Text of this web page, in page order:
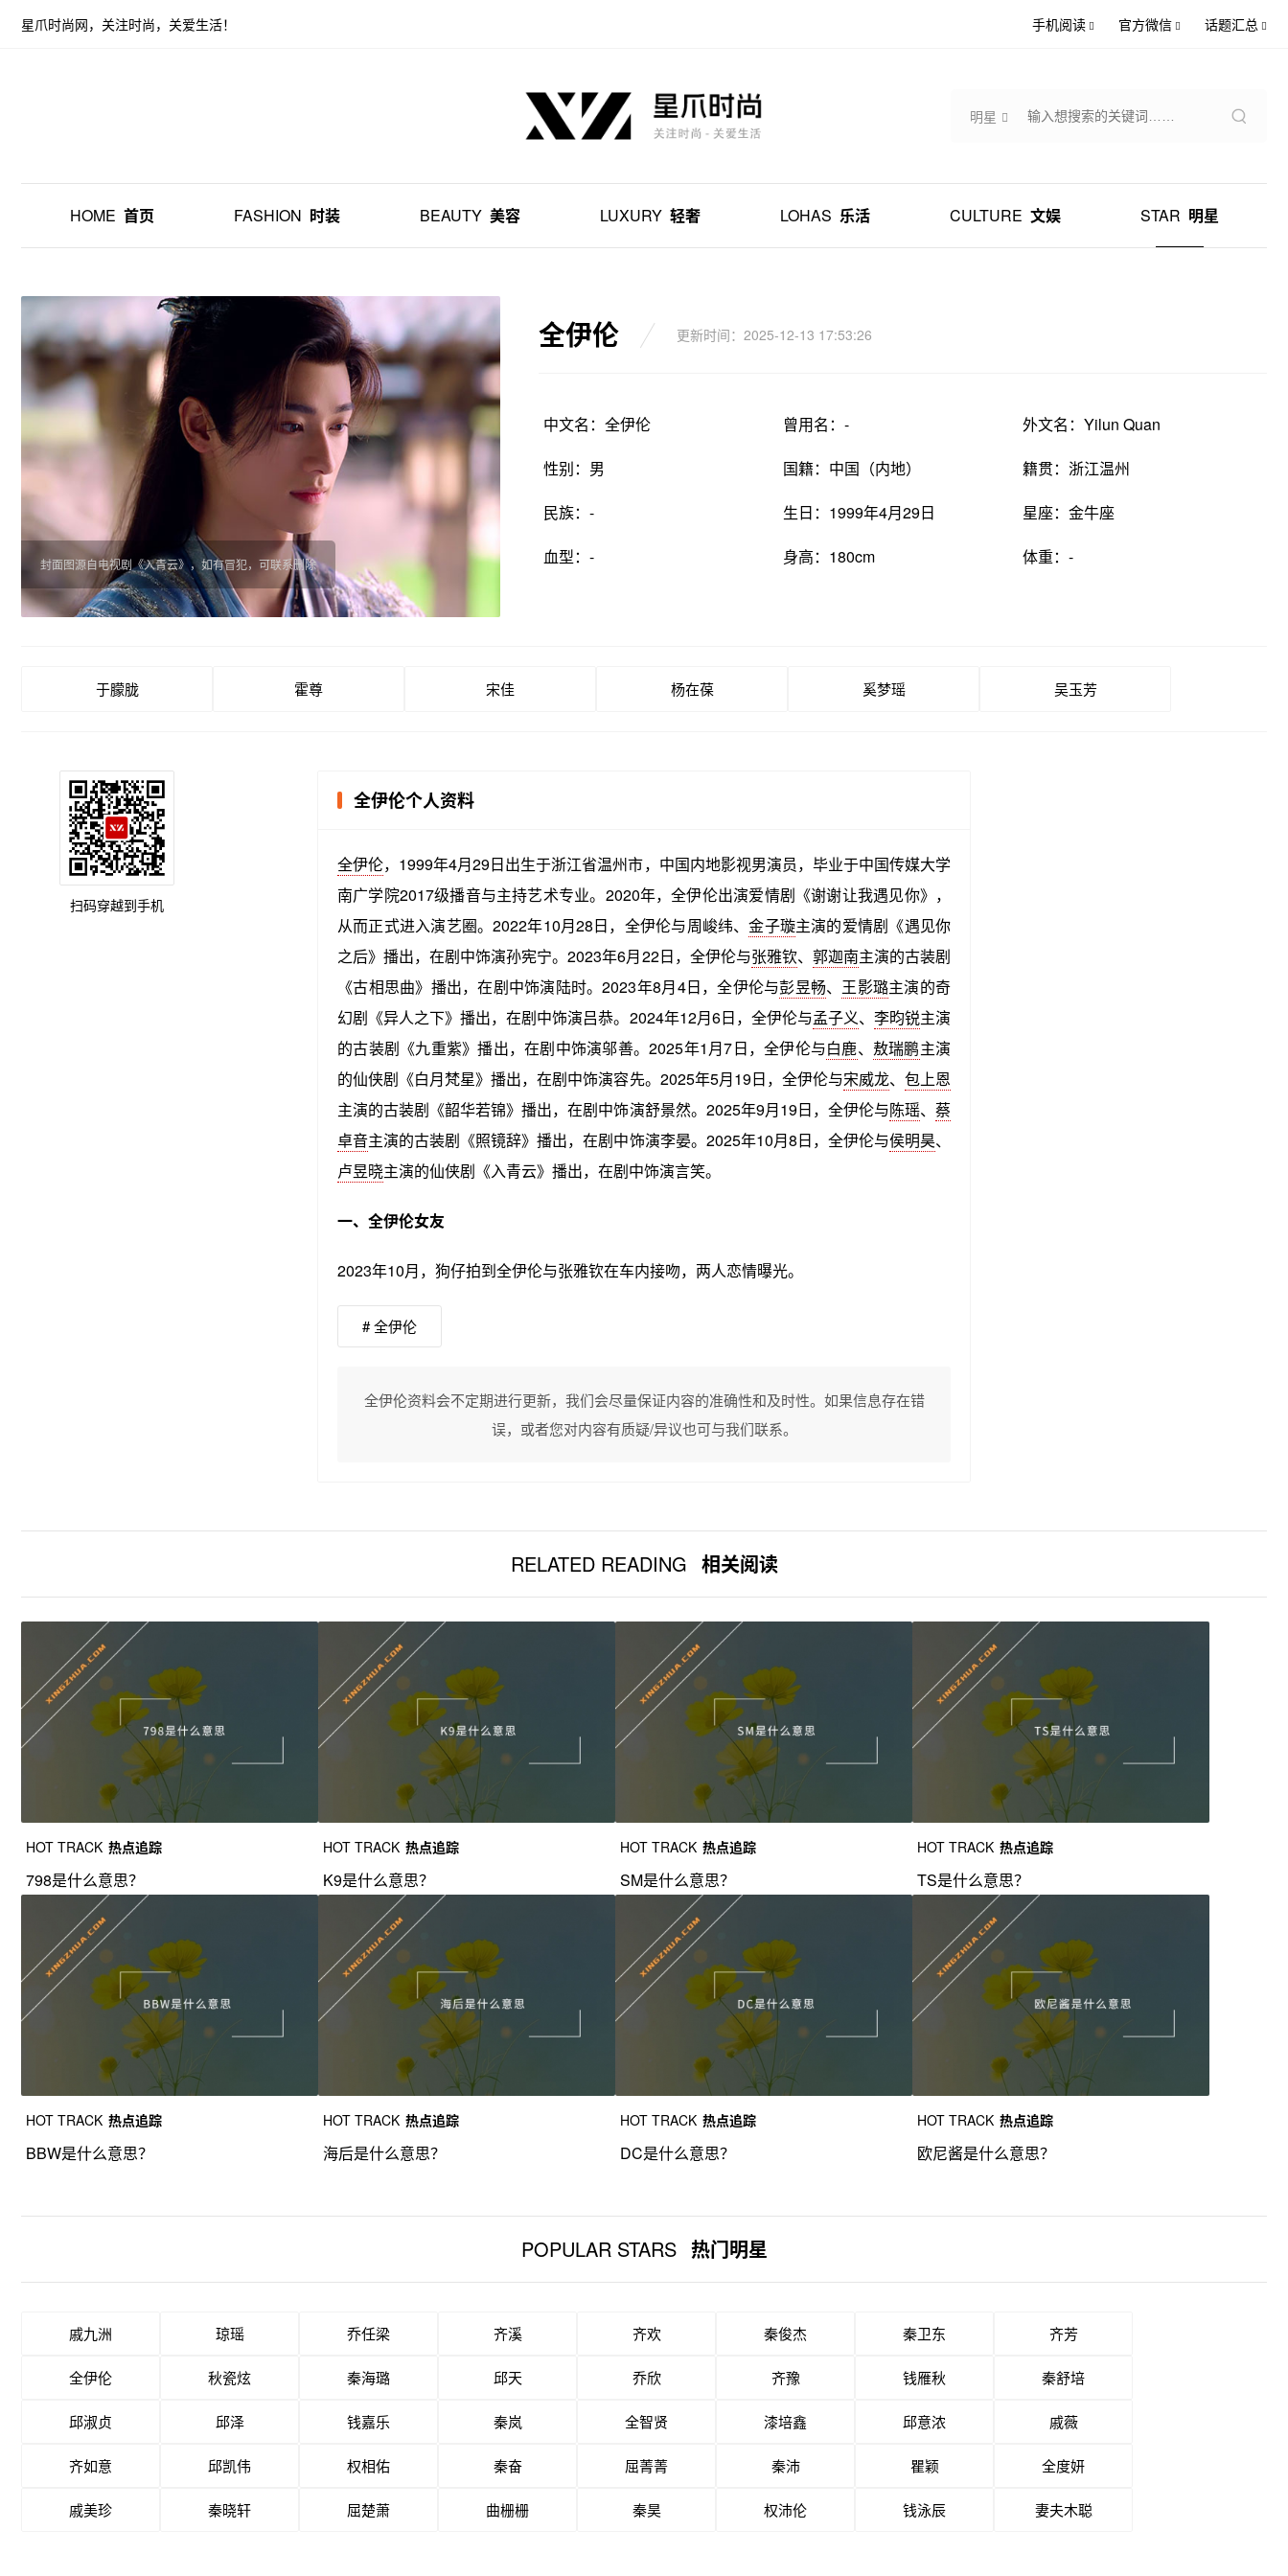
星爪时尚网，关注时尚，关爱生活！ 手机阅读 官方微信 话题汇总
明星
HOME 首页 FASHION 时装 BEAUTY 美容 LUXURY 轻奢 LOHAS 乐活 CULTURE 文娱 STAR 明星
封面图源自电视剧《入青云》，如有冒犯，可联系删除
全伊伦 更新时间：2025-12-13 17:53:26
中文名：全伊伦 曾用名：-
外文名：Yilun Quan
性别：男
国籍：中国（内地）
籍贯：浙江温州
民族：-
生日：1999年4月29日
星座：金牛座
血型：-
身高：180cm 体重：-
于朦胧 霍尊 宋佳 杨在葆 奚梦瑶 吴玉芳
全伊伦个人资料
全伊伦，1999年4月29日出生于浙江省温州市，中国内地影视男演员，毕业于中国传媒大学
南广学院2017级播音与主持艺术专业。2020年，全伊伦出演爱情剧《谢谢让我遇见你》，
从而正式进入演艺圈。2022年10月28日，全伊伦与周峻纬、金子璇主演的爱情剧《遇见你
之后》播出，在剧中饰演孙宪宁。2023年6月22日，全伊伦与张雅钦、 郭迦南主演的古装剧
《古相思曲》播出，在剧中饰演陆时。2023年8月4日，全伊伦与彭昱畅、 王影璐主演的奇
幻剧《异人之下》播出，在剧中饰演吕恭。2024年12月6日，全伊伦与孟子义、 李昀锐主演
的古装剧《九重紫》播出，在剧中饰演邬善。2025年1月7日，全伊伦与白鹿、 敖瑞鹏主演
的仙侠剧《白月梵星》播出，在剧中饰演容先。2025年5月19日，全伊伦与宋威龙、 包上恩
主演的古装剧《韶华若锦》播出，在剧中饰演舒景然。2025年9月19日，全伊伦与陈瑶、蔡
卓音主演的古装剧《照镜辞》播出，在剧中饰演李晏。2025年10月8日，全伊伦与侯明昊、
卢昱晓主演的仙侠剧《入青云》播出，在剧中饰演言笑。
一、全伊伦女友
2023年10月，狗仔拍到全伊伦与张雅钦在车内接吻，两人恋情曝光。
# 全伊伦
全伊伦资料会不定期进行更新，我们会尽量保证内容的准确性和及时性。如果信息存在错
误，或者您对内容有质疑/异议也可与我们联系。
扫码穿越到手机
RELATED READING 相关阅读
HOT TRACK 热点追踪
798是什么意思？
HOT TRACK 热点追踪
K9是什么意思？
HOT TRACK 热点追踪
SM是什么意思？
HOT TRACK 热点追踪
TS是什么意思？
HOT TRACK 热点追踪
BBW是什么意思？
HOT TRACK 热点追踪
海后是什么意思？
HOT TRACK 热点追踪
DC是什么意思？
HOT TRACK 热点追踪
欧尼酱是什么意思？
POPULAR STARS 热门明星
戚九洲 琼瑶 乔任梁 齐溪 齐欢 秦俊杰 秦卫东 齐芳
全伊伦 秋瓷炫 秦海璐 邱天 乔欣 齐豫 钱雁秋 秦舒培
邱淑贞 邱泽 钱嘉乐 秦岚 全智贤 漆培鑫 邱意浓 戚薇
齐如意 邱凯伟 权相佑 秦奋 屈菁菁 秦沛 瞿颖 全度妍
戚美珍 秦晓轩 屈楚萧 曲栅栅 秦昊 权沛伦 钱泳辰 妻夫木聪